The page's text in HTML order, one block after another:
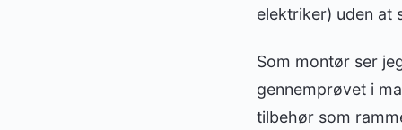
elektriker) uden at
Som montør ser
gennemprøvet i
tilbehør som